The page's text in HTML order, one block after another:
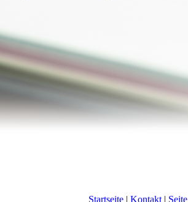
Startseite| Kontakt| Seite